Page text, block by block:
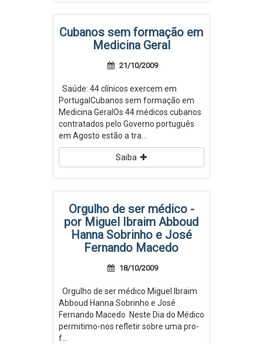
Cubanos sem formação em
Medicina Geral
21/10/2009
Saúde: 44 clínicos exercem em
PortugalCubanos sem formação em
Medicina GeralOs 44 médicos cubanos
contratados pelo Governo português
em Agosto estão a tra...
Saiba
Orgulho de ser médico -
por Miguel Ibraim Abboud
Hanna Sobrinho e José
Fernando Macedo
18/10/2009
Orgulho de ser médico Miguel Ibraim
Abboud Hanna Sobrinho e José
Fernando Macedo Neste Dia do Médico
permitimo-nos refletir sobre uma pro­­
f...